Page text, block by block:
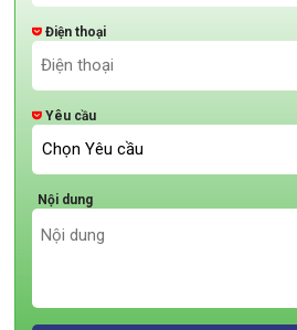
Điện thoại
Yêu cầu
Nội dung